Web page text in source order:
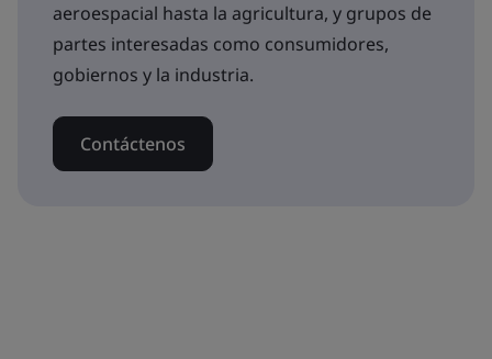
aeroespacial hasta la agricultura, y grupos de
partes interesadas como consumidores,
gobiernos y la industria.
Contáctenos